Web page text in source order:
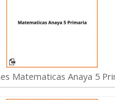
Matematicas Anaya 5